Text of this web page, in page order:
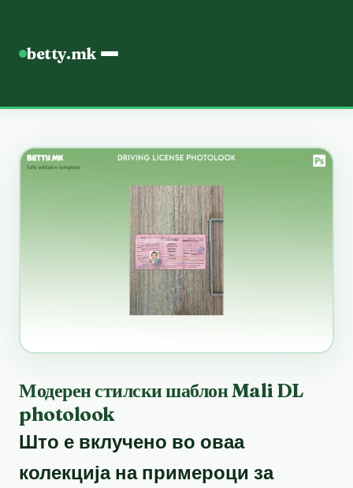
betty.mk
Модерен стилски шаблон Mali DL
photolook
Што е вклучено во оваа
колекција на примероци за